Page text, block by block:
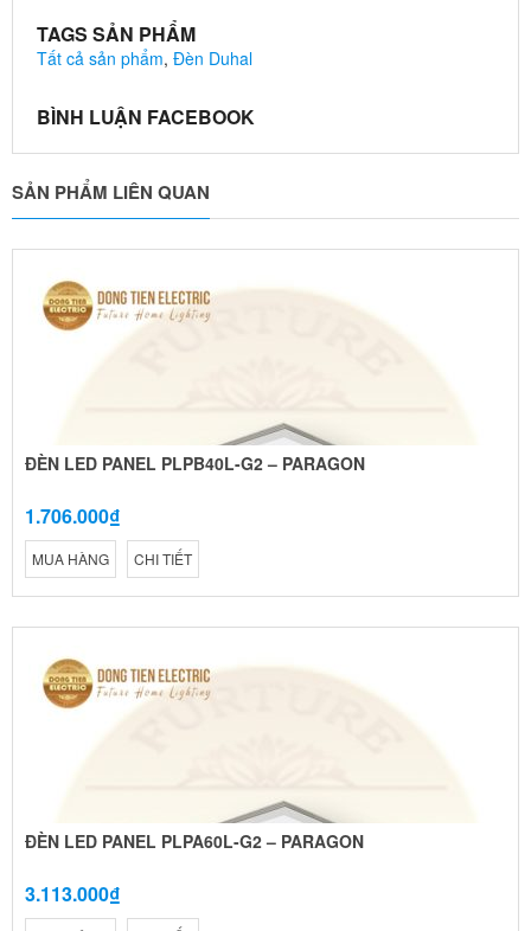
TAGS SẢN PHẨM
Tất cả sản phẩm, Đèn Duhal
BÌNH LUẬN FACEBOOK
SẢN PHẨM LIÊN QUAN
ĐÈN LED PANEL PLPB40L-G2 – PARAGON
1.706.000₫
MUA HÀNG CHI TIẾT
ĐÈN LED PANEL PLPA60L-G2 – PARAGON
3.113.000₫